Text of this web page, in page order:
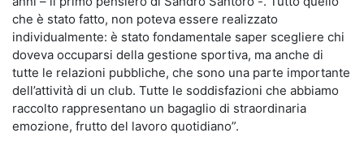
che è stato fatto, non poteva essere realizzato
individualmente: è stato fondamentale saper scegliere chi
doveva occuparsi della gestione sportiva, ma anche di
tutte le relazioni pubbliche, che sono una parte importante
dell’attività di un club. Tutte le soddisfazioni che abbiamo
raccolto rappresentano un bagaglio di straordinaria
emozione, frutto del lavoro quotidiano”.